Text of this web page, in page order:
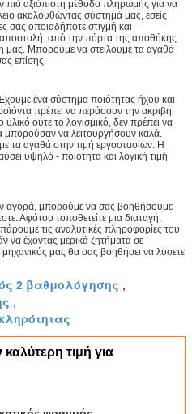
πιό αξιόπιστη μέθοδο πληρωμής για να
ακολουθώντας σύστημά μας, εσείς
σας οποιαδήποτε στιγμή και
αποστολή: από την πόρτα της αποθήκης
μας. Μπορούμε να στείλουμε τα αγαθά
επίσης.
ένα σύστημα ποιότητας ήχου και
πρέπει να περάσουν την ακριβή
ούτε το λογισμικό, δεν πρέπει να
μπορούσαν να λειτουργήσουν καλά.
τα αγαθά στην τιμή εργοστασίων. Η
υψηλό - ποιότητα και λογική τιμή
αγορά, μπορούμε να σας βοηθήσουμε
Αφότου τοποθετείτε μια διαταγή,
τις αναλυτικές πληροφορίες του
να έχοντας μερικά ζητήματα σε
μηχανικός μας θα σας βοηθήσει να λύσετε
2 βαθμολόγησης ,
,
τιμή για